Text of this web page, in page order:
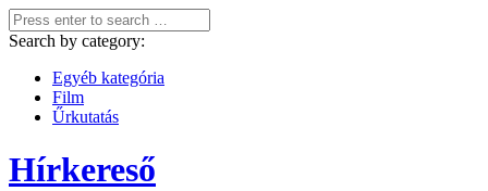
Search by category:
Egyéb kategória
Film
Űrkutatás
Hírkereső